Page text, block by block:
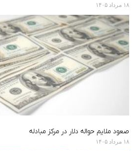
۱۸ مرداد ۱۴۰۵
صعود ملایم حواله دلار در مرکز مبادله
۱۸ مرداد ۱۴۰۵